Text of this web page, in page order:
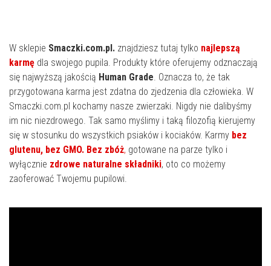
W sklepie Smaczki.com.pl. znajdziesz tutaj tylko najlepszą
karmę dla swojego pupila. Produkty które oferujemy odznaczają
się najwyższą jakością Human Grade. Oznacza to, że tak
przygotowana karma jest zdatna do zjedzenia dla człowieka. W
Smaczki.com.pl kochamy nasze zwierzaki. Nigdy nie dalibyśmy
im nic niezdrowego. Tak samo myślimy i taką filozofią kierujemy
się w stosunku do wszystkich psiaków i kociaków. Karmy bez
glutenu, bez GMO. Bez zbóż, gotowane na parze tylko i
wyłącznie zdrowe naturalne składniki, oto co możemy
zaoferować Twojemu pupilowi.